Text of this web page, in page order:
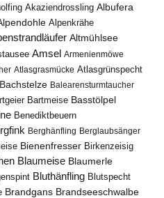
Akaziendrossling Albufera
Alpenkrähe
Altmühlsee
Amsel Armenienmöwe
Atlasgrasmücke Atlasgrünspecht
Bachstelze Balearensturmtaucher
Bartmeise Basstölpel
Benediktbeuern
Berghänfling Berglaubsänger
Bienenfresser Birkenzeisig
Blaumeise Blaumerle
Bluthänfling Blutspecht
Brandgans Brandseeschwalbe